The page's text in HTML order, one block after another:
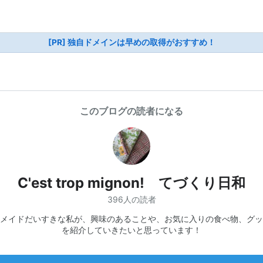
[PR] 独自ドメインは早めの取得がおすすめ！
このブログの読者になる
C'est trop mignon! てづくり日和
396人の読者
イドだいすきな私が、興味のあることや、お気に入りの食べ物、グ
を紹介していきたいと思っています！